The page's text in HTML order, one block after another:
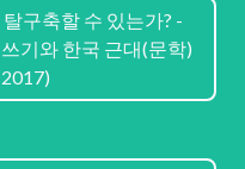
구축할 수 있는가? -
기와 한국 근대(문학)